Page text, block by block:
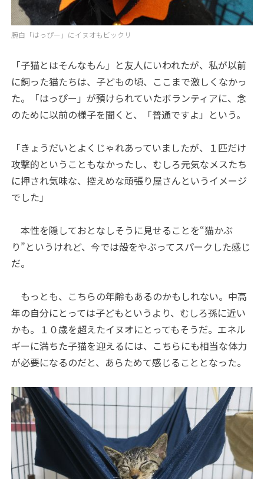
腕白「はっぴー」にイヌオもビックリ
「子猫とはそんなもん」と友人にいわれたが、私が以前
に飼った猫たちは、子どもの頃、ここまで激しくなかっ
た。「はっぴー」が預けられていたボランティアに、念
のために以前の様子を聞くと、「普通ですよ」という。
「きょうだいとよくじゃれあっていましたが、１匹だけ
攻撃的ということもなかったし、むしろ元気なメスたち
に押され気味な、控えめな頑張り屋さんというイメージ
でした」
本性を隠しておとなしそうに見せることを“猫かぶ
り”というけれど、今では殻をやぶってスパークした感じ
だ。
もっとも、こちらの年齢もあるのかもしれない。中高
年の自分にとっては子どもというより、むしろ孫に近い
かも。１０歳を超えたイヌオにとってもそうだ。エネル
ギーに満ちた子猫を迎えるには、こちらにも相当な体力
が必要になるのだと、あらためて感じることとなった。